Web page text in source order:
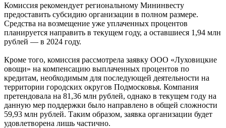
Комиссия рекомендует региональному Мининвесту
предоставить субсидию организации в полном размере.
Средства на возмещение уже уплаченных процентов
планируется направить в текущем году, а оставшиеся 1,94 млн
рублей — в 2024 году.
Кроме того, комиссия рассмотрела заявку ООО «Луховицкие
овощи» на компенсацию выплаченных процентов по
кредитам, необходимым для последующей деятельности на
территории городских округов Подмосковья. Компания
претендовала на 81,36 млн рублей, однако в текущем году на
данную мер поддержки было направлено в общей сложности
59,93 млн рублей. Таким образом, заявка организации будет
удовлетворена лишь частично.